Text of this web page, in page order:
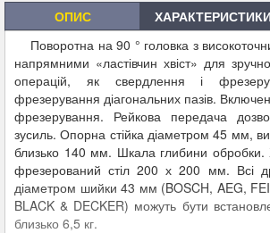
ОПИС
ХАРАКТЕРИСТИКИ
Поворотна на 90 ° головка з
напрямними «ластівчин хвіст» для
операцій, як свердлення і
фрезерування діагональних пазів.
фрезерування. Рейкова передача
зусиль. Опорна стійка діаметром 45 мм,
близько 140 мм. Шкала глибини обробки.
фрезерований стіл 200 х 200 мм. Всі
діаметром шийки 43 мм (BOSCH, AEG,
BLACK & DECKER) можуть бути
близько 6,5 кг.